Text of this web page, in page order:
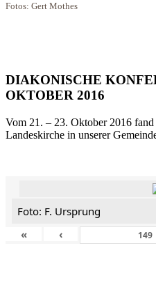
Fotos: Gert Mothes
DIAKONISCHE
OKTOBER 2016
Vom 21. – 23. Oktober 2016
Landeskirche in unserer
Foto: F. Ursprung
«
‹